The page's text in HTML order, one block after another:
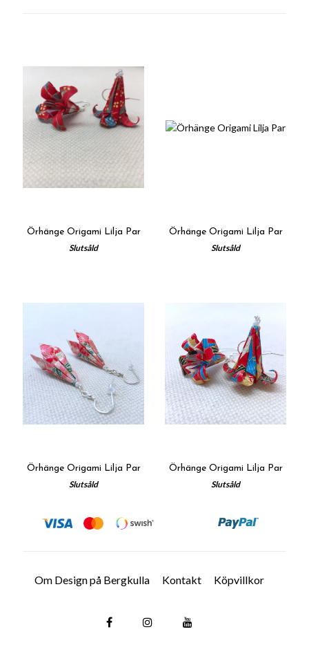
Örhänge Origami Lilja Par
Slutsåld
Örhänge Origami Lilja Par
Slutsåld
Örhänge Origami Lilja Par
Slutsåld
Örhänge Origami Lilja Par
Slutsåld
Om Design på Bergkulla Kontakt Köpvillkor